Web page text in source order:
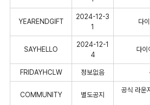
YEARENDGIFT
2024-12-3
1
다
SAYHELLO
2024-12-1
4
다
FRIDAYHCLW 정보없음
COMMUNITY 별도공지
공식 라운